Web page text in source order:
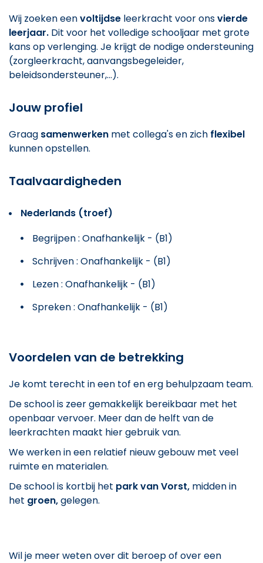
Wij zoeken eenvoltijdse leerkracht voor onsvierde
leerjaar. Dit voor het volledige schooljaar met grote
kans op verlenging. Je krijgt de nodige ondersteuning
(zorgleerkracht, aanvangsbegeleider,
beleidsondersteuner,...).
Jouw profiel
Graag samenwerken met collega's en zich flexibel
kunnen opstellen.
Taalvaardigheden
Nederlands (troef)
Begrijpen : Onafhankelijk - (B1)
Schrijven : Onafhankelijk - (B1)
Lezen : Onafhankelijk - (B1)
Spreken : Onafhankelijk - (B1)
Voordelen van de betrekking
Je komt terecht in een tof en erg behulpzaam team.
De school is zeer gemakkelijk bereikbaar met het
openbaar vervoer. Meer dan de helft van de
leerkrachten maakt hier gebruik van.
We werken in een relatief nieuw gebouw met veel
ruimte en materialen.
De school is kortbij het park van Vorst, midden in
het groen,gelegen.
Wil je meer weten over dit beroep of over een